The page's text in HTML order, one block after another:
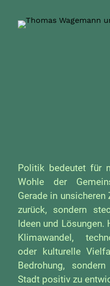
Politik bedeutet für
Wohle der
Gerade in
zurück, sondern
Ideen und Lösungen.
Klimawandel,
oder kulturelle
Bedrohung,
Stadt positiv zu